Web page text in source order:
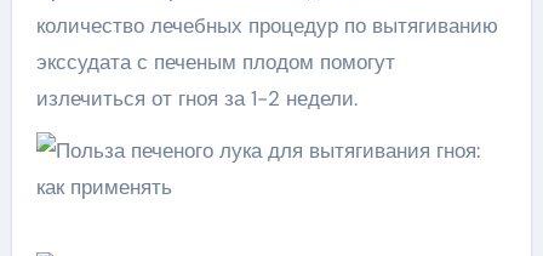
количество лечебных процедур по вытягиванию
экссудата с печеным плодом помогут
излечиться от гноя за 1-2 недели.